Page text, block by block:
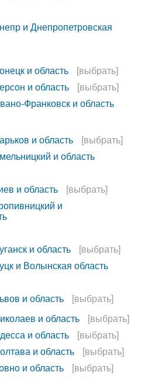
и Днепропетровская
и область
[выбрать]
и область
[выбрать]
Франковск и область
и область
[выбрать]
и область
и область
[выбрать]
и
и область
[выбрать]
и Волынская область
и область
[выбрать]
и область
[выбрать]
и область
[выбрать]
и область
[выбрать]
и область
[выбрать]